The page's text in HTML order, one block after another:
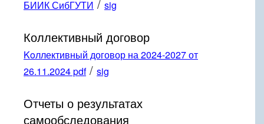
БИИК СибГУТИ / sig
Коллективный договор
Koллективный договор на 2024-2027 от
26.11.2024 pdf/ sig
Отчеты о результатах
самообследования